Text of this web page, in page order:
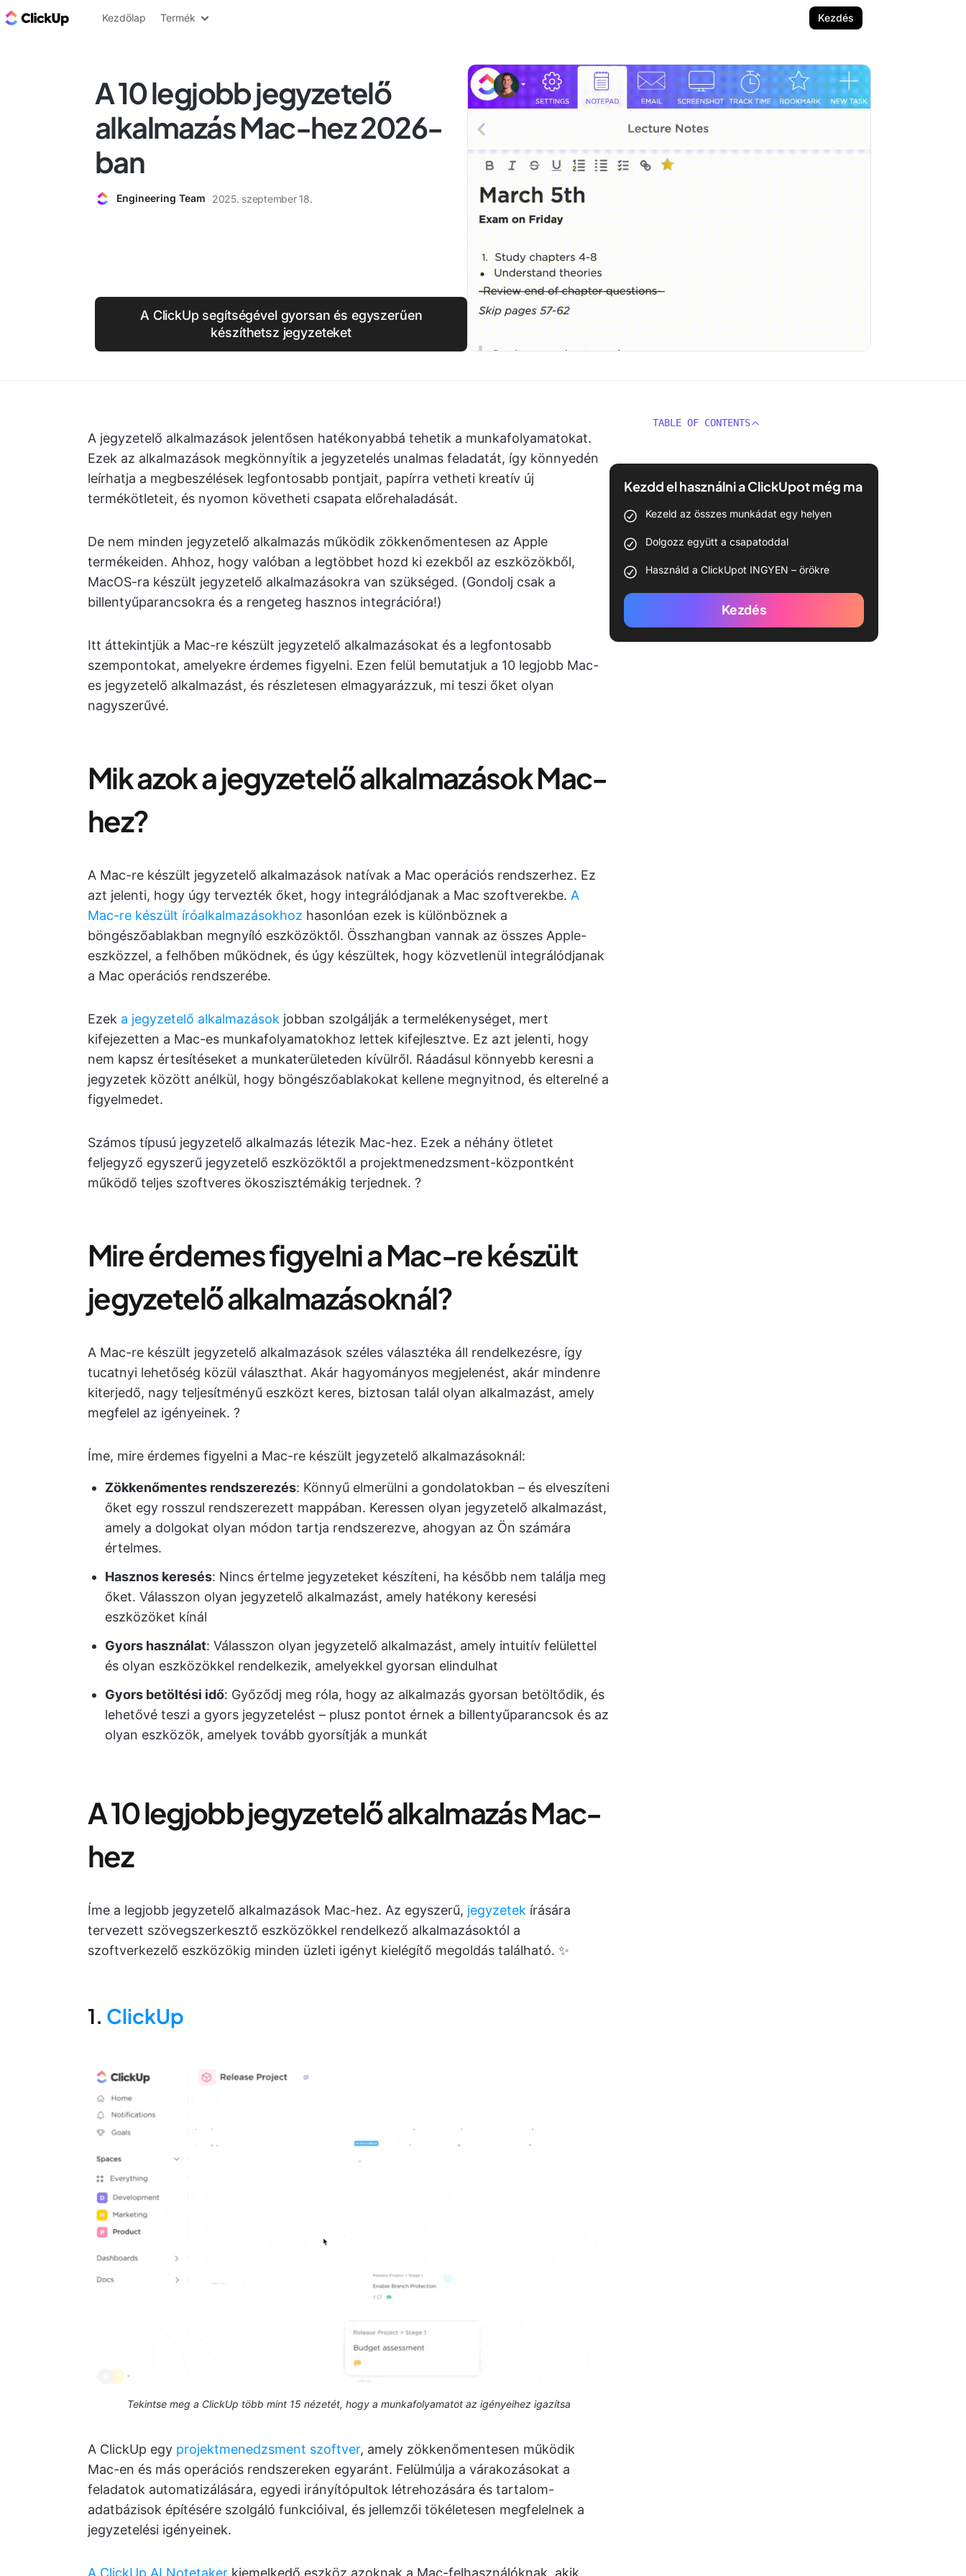
ClickUp blog
Kezdőlap Termék Kezdés
A 10 legjobb jegyzetelő
alkalmazás Mac-hez 2026-
ban
Engineering Team 2025. szeptember 18.
A ClickUp segítségével gyorsan és egyszerűen
készíthetsz jegyzeteket
A jegyzetelő alkalmazások jelentősen hatékonyabbá tehetik a munkafolyamatokat.
Ezek az alkalmazások megkönnyítik a jegyzetelés unalmas feladatát, így könnyedén
leírhatja a megbeszélések legfontosabb pontjait, papírra vetheti kreatív új
termékötleteit, és nyomon követheti csapata előrehaladását.
De nem minden jegyzetelő alkalmazás működik zökkenőmentesen az Apple
termékeiden. Ahhoz, hogy valóban a legtöbbet hozd ki ezekből az eszközökből,
MacOS-ra készült jegyzetelő alkalmazásokra van szükséged. (Gondolj csak a
billentyűparancsokra és a rengeteg hasznos integrációra!)
Itt áttekintjük a Mac-re készült jegyzetelő alkalmazásokat és a legfontosabb
szempontokat, amelyekre érdemes figyelni. Ezen felül bemutatjuk a 10 legjobb Mac-
es jegyzetelő alkalmazást, és részletesen elmagyarázzuk, mi teszi őket olyan
nagyszerűvé.
Mik azok a jegyzetelő alkalmazások Mac-
hez?
A Mac-re készült jegyzetelő alkalmazások natívak a Mac operációs rendszerhez. Ez
azt jelenti, hogy úgy tervezték őket, hogy integrálódjanak a Mac szoftverekbe. A
Mac-re készült íróalkalmazásokhoz hasonlóan ezek is különböznek a
böngészőablakban megnyíló eszközöktől. Összhangban vannak az összes Apple-
eszközzel, a felhőben működnek, és úgy készültek, hogy közvetlenül integrálódjanak
a Mac operációs rendszerébe.
Ezek a jegyzetelő alkalmazások jobban szolgálják a termelékenységet, mert
kifejezetten a Mac-es munkafolyamatokhoz lettek kifejlesztve. Ez azt jelenti, hogy
nem kapsz értesítéseket a munkaterületeden kívülről. Ráadásul könnyebb keresni a
jegyzetek között anélkül, hogy böngészőablakokat kellene megnyitnod, és elterelné a
figyelmedet.
Számos típusú jegyzetelő alkalmazás létezik Mac-hez. Ezek a néhány ötletet
feljegyző egyszerű jegyzetelő eszközöktől a projektmenedzsment-központként
működő teljes szoftveres ökoszisztémákig terjednek. ?
Mire érdemes figyelni a Mac-re készült
jegyzetelő alkalmazásoknál?
A Mac-re készült jegyzetelő alkalmazások széles választéka áll rendelkezésre, így
tucatnyi lehetőség közül választhat. Akár hagyományos megjelenést, akár mindenre
kiterjedő, nagy teljesítményű eszközt keres, biztosan talál olyan alkalmazást, amely
megfelel az igényeinek. ?
Íme, mire érdemes figyelni a Mac-re készült jegyzetelő alkalmazásoknál:
Zökkenőmentes rendszerezés: Könnyű elmerülni a gondolatokban – és elveszíteni
őket egy rosszul rendszerezett mappában. Keressen olyan jegyzetelő alkalmazást,
amely a dolgokat olyan módon tartja rendszerezve, ahogyan az Ön számára
értelmes.
Hasznos keresés: Nincs értelme jegyzeteket készíteni, ha később nem találja meg
őket. Válasszon olyan jegyzetelő alkalmazást, amely hatékony keresési
eszközöket kínál
Gyors használat: Válasszon olyan jegyzetelő alkalmazást, amely intuitív felülettel
és olyan eszközökkel rendelkezik, amelyekkel gyorsan elindulhat
Gyors betöltési idő: Győződj meg róla, hogy az alkalmazás gyorsan betöltődik, és
lehetővé teszi a gyors jegyzetelést – plusz pontot érnek a billentyűparancsok és az
olyan eszközök, amelyek tovább gyorsítják a munkát
A 10 legjobb jegyzetelő alkalmazás Mac-
hez
Íme a legjobb jegyzetelő alkalmazások Mac-hez. Az egyszerű, jegyzetek írására
tervezett szövegszerkesztő eszközökkel rendelkező alkalmazásoktól a
szoftverkezelő eszközökig minden üzleti igényt kielégítő megoldás található. ✨
1. ClickUp
Tekintse meg a ClickUp több mint 15 nézetét, hogy a munkafolyamatot az igényeihez igazítsa
A ClickUp egy projektmenedzsment szoftver, amely zökkenőmentesen működik
Mac-en és más operációs rendszereken egyaránt. Felülmúlja a várakozásokat a
feladatok automatizálására, egyedi irányítópultok létrehozására és tartalom-
adatbázisok építésére szolgáló funkcióival, és jellemzői tökéletesen megfelelnek a
jegyzetelési igényeinek.
A ClickUp AI Notetaker kiemelkedő eszköz azoknak a Mac-felhasználóknak, akik
TABLE OF CONTENTS
Kezdd el használni a ClickUpot még ma
Kezeld az összes munkádat egy helyen
Dolgozz együtt a csapatoddal
Használd a ClickUpot INGYEN – örökre
Kezdés